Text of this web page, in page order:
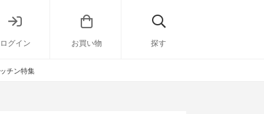
ログイン お買い物 探す
チン特集